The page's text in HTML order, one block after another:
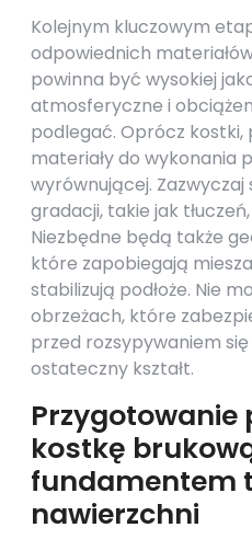
Kolejnym kluczowym
odpowiednich
powinna być wysokiej
atmosferyczne i
podlegać. Oprócz
materiały do wykonania
wyrównującej.
gradacji, takie jak
Niezbędne będą także
które zapobiegają
stabilizują podłoże. Nie
obrzeżach, które
przed rozsypywaniem
ostateczny kształt.
Przygotowanie
kostkę
fundamentem
nawierzchni